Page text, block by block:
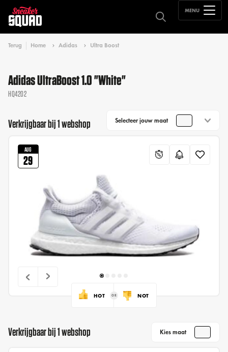
MENU
Terug Home Adidas Ultra Boost
Adidas UltraBoost 1.0 "White"
HQ4202
Verkrijgbaar bij 1 webshop Selecteer jouw maat
AUG
29
HOT NOT
Verkrijgbaar bij 1 webshop Kies maat